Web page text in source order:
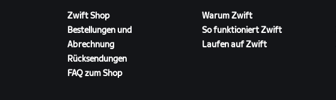
Zwift Shop
Bestellungen und
Abrechnung
Rücksendungen
FAQ zum Shop
Warum Zwift
So funktioniert Zwift
Laufen auf Zwift